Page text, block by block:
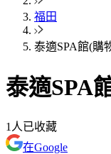
福田
泰適SPA館(購
泰適SPA
1 人已收藏
在Google